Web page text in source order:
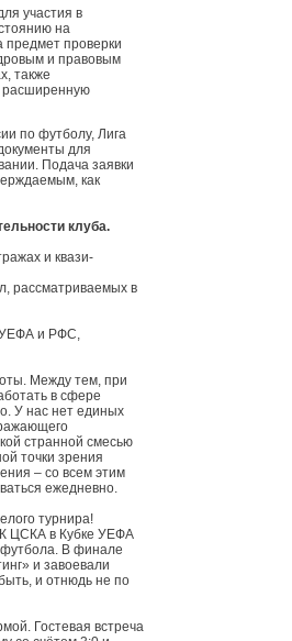
участия в
на
предмет проверки
и правовым
также
расширенную
по футболу, Лига
для
Подача заявки
как
клуба.
и квази-
рассматриваемых в
УЕФА и РФС,
Между тем, при
в сфере
У нас нет единых
странной смесью
точки зрения
– со всем этим
ежедневно.
турнира!
ЦСКА в Кубке УЕФА
футбола. В финале
и завоевали
и отнюдь не по
Гостевая встреча